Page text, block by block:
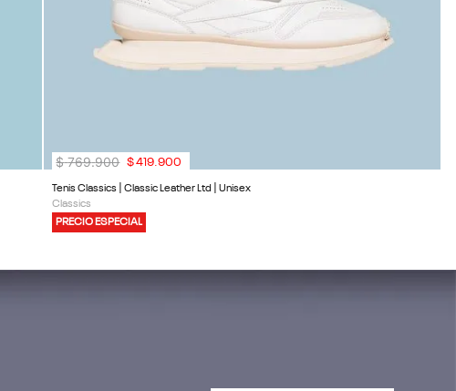
Tenis Classics | Classic Leather Ltd | Unisex
Classics
PRECIO ESPECIAL
$ 769.900 $419.900